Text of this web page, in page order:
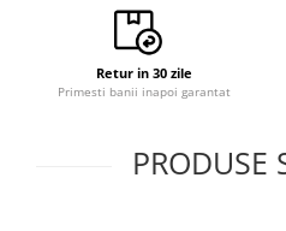
Retur in 30 zile
Primesti banii inapoi garantat
PRODUSE